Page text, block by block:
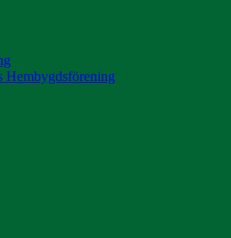
Hembygdsförening